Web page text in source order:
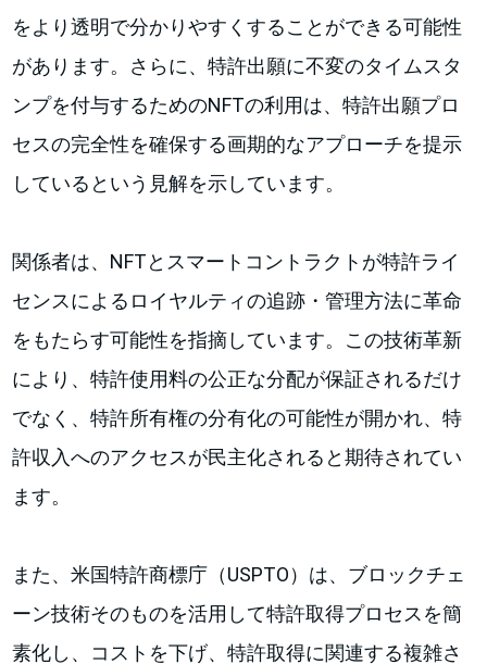
をより透明で分かりやすくすることができる可能性
があります。さらに、特許出願に不変のタイムスタ
ンプを付与するためのNFTの利用は、特許出願プロ
セスの完全性を確保する画期的なアプローチを提示
しているという見解を示しています。
関係者は、NFTとスマートコントラクトが特許ライ
センスによるロイヤルティの追跡・管理方法に革命
をもたらす可能性を指摘しています。この技術革新
により、特許使用料の公正な分配が保証されるだけ
でなく、特許所有権の分有化の可能性が開かれ、特
許収入へのアクセスが民主化されると期待されてい
ます。
また、米国特許商標庁（USPTO）は、ブロックチェ
ーン技術そのものを活用して特許取得プロセスを簡
素化し、コストを下げ、特許取得に関連する複雑さ